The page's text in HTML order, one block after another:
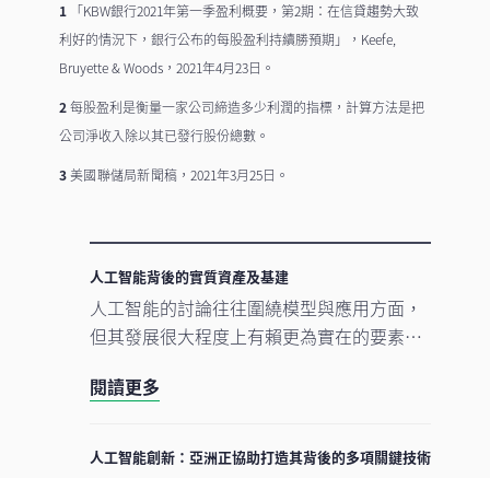
1「KBW銀行2021年第一季盈利概要，第2期：在信貸趨勢大致
利好的情況下，銀行公布的每股盈利持續勝預期」，Keefe,
Bruyette & Woods，2021年4月23日。
2每股盈利是衡量一家公司締造多少利潤的指標，計算方法是把
公司淨收入除以其已發行股份總數。
3美國聯儲局新聞稿 ，2021年3月25日。
人工智能背後的實質資產及基建
人工智能的討論往往圍繞模型與應用方面，
但其發展很大程度上有賴更為實在的要素。
撐人工智能發展的實體基礎。隨著結構性因
工智能建設的支柱。
閱讀更多
人工智能創新：亞洲正協助打造其背後的多項關鍵技術